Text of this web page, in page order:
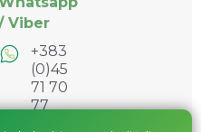
Viber
+383
(0)45
71 70
77